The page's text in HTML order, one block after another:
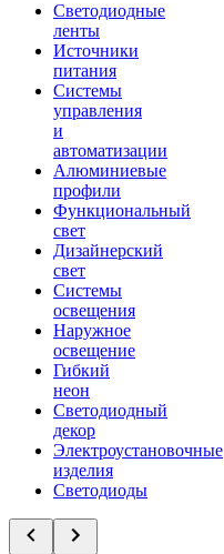
Светодиодные
ленты
Источники
питания
Системы
управления
и
автоматизации
Алюминиевые
профили
Функциональный
свет
Дизайнерский
свет
Системы
освещения
Наружное
освещение
Гибкий
неон
Светодиодный
декор
Электроустановочные
изделия
Светодиоды